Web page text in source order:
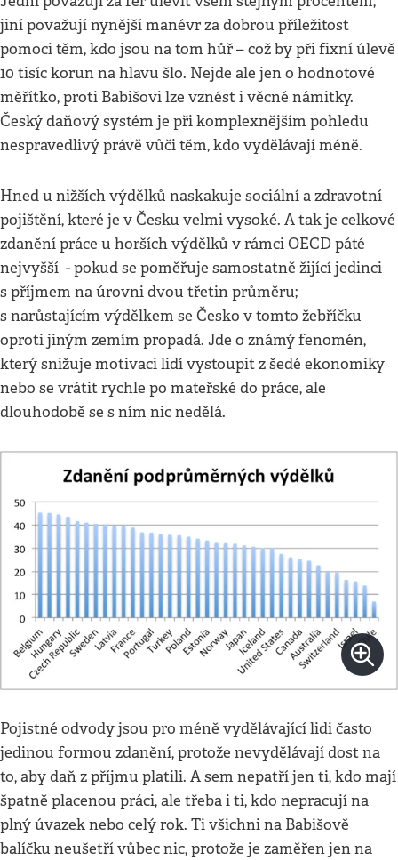
jiní považují nynější manévr za dobrou příležitost
pomoci těm, kdo jsou na tom hůř – což by při fixní úlevě
10 tisíc korun na hlavu šlo. Nejde ale jen o hodnotové
měřítko, proti Babišovi lze vznést i věcné námitky.
Český daňový systém je při komplexnějším pohledu
nespravedlivý právě vůči těm, kdo vydělávají méně.
Hned u nižších výdělků naskakuje sociální a zdravotní
pojištění, které je v Česku velmi vysoké. A tak je celkové
zdanění práce u horších výdělků v rámci OECD páté
nejvyšší - pokud se poměřuje samostatně žijící jedinci
s příjmem na úrovni dvou třetin průměru;
s narůstajícím výdělkem se Česko v tomto žebříčku
oproti jiným zemím propadá. Jde o známý fenomén,
který snižuje motivaci lidí vystoupit z šedé ekonomiky
nebo se vrátit rychle po mateřské do práce, ale
dlouhodobě se s ním nic nedělá.
Pojistné odvody jsou pro méně vydělávající lidi často
jedinou formou zdanění, protože nevydělávají dost na
to, aby daň z příjmu platili. A sem nepatří jen ti, kdo mají
špatně placenou práci, ale třeba i ti, kdo nepracují na
plný úvazek nebo celý rok. Ti všichni na Babišově
balíčku neušetří vůbec nic, protože je zaměřen jen na